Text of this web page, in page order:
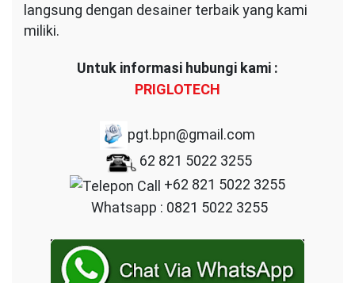
langsung dengan desainer terbaik yang kami
miliki.
Untuk informasi hubungi kami :
PRIGLOTECH
pgt.bpn@gmail.com
62 821 5022 3255
+62 821 5022 3255
Whatsapp : 0821 5022 3255